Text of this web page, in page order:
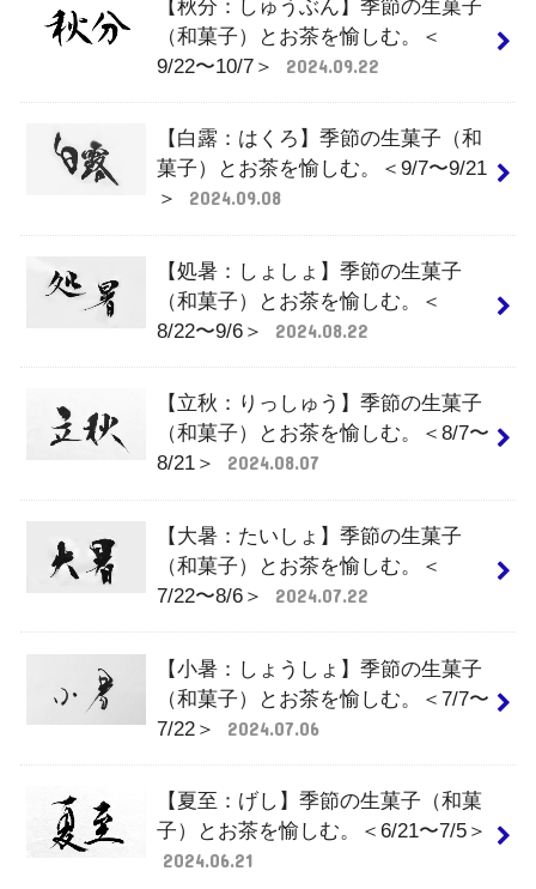
【秋分：しゅうぶん】季節の生菓子
（和菓子）とお茶を愉しむ。＜
9/22〜10/7＞
2024.09.22
【白露：はくろ】季節の生菓子（和
菓子）とお茶を愉しむ。＜9/7〜9/21
＞
2024.09.08
【処暑：しょしょ】季節の生菓子
（和菓子）とお茶を愉しむ。＜
8/22〜9/6＞
2024.08.22
【立秋：りっしゅう】季節の生菓子
（和菓子）とお茶を愉しむ。＜8/7〜
8/21＞
2024.08.07
【大暑：たいしょ】季節の生菓子
（和菓子）とお茶を愉しむ。＜
7/22〜8/6＞
2024.07.22
【小暑：しょうしょ】季節の生菓子
（和菓子）とお茶を愉しむ。＜7/7〜
7/22＞
2024.07.06
【夏至：げし】季節の生菓子（和菓
子）とお茶を愉しむ。＜6/21〜7/5＞
2024.06.21